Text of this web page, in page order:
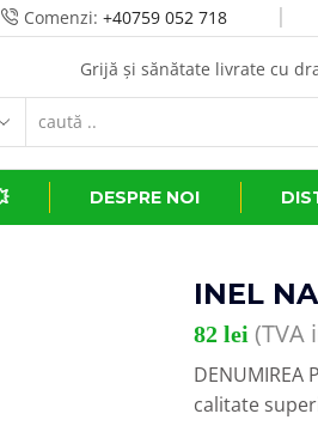
Comenzi: +40759 052 718
Grijă și sănătate livrate cu
DESPRE NOI
INEL
82 lei (TVA
DENUMIREA
calitate